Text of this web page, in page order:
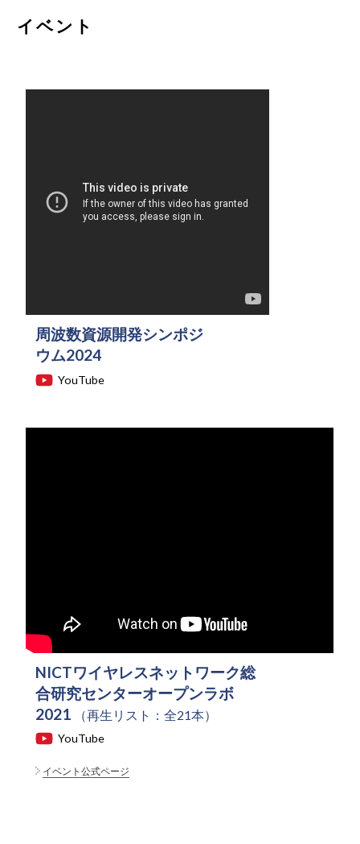
イベント
周波数資源開発シンポジ
ウム2024
YouTube
NICTワイヤレスネットワーク総
合研究センターオープンラボ
2021
（再生リスト：全21本）
YouTube
イベント公式ページ